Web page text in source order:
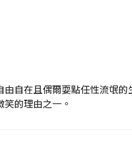
由自在且偶爾耍點任性流氓的
的理由之一。